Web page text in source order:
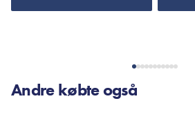
Andre købte også